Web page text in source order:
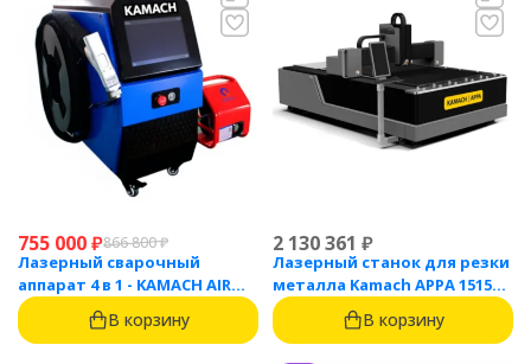
755 000₽866 800₽
Лазерный сварочный
аппарат 4 в 1 - KAMACH AIR
1500
В корзину
2 130 361 ₽
Лазерный станок для резки
металла Kamach APPA 1515
(1500 Вт)
В корзину